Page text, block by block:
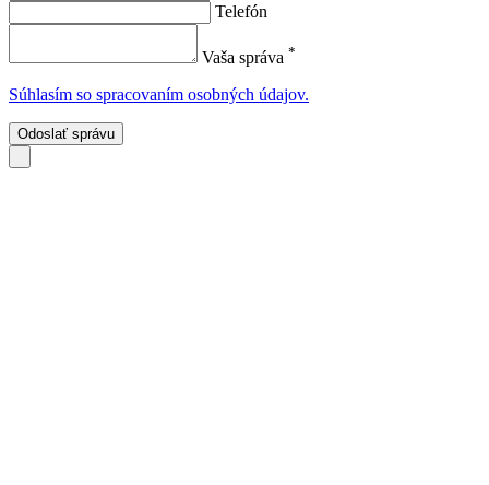
Telefón
Vaša správa *
Súhlasím so spracovaním osobných údajov.